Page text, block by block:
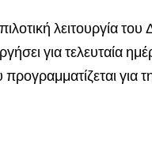
λειτουργία του
για τελευταία
για